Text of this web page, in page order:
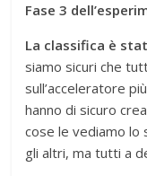
Fase 3
La classifica è
siamo sicuri che
sull’acceleratore
hanno di sicuro
cose le vediamo lo
gli altri, ma tutti a